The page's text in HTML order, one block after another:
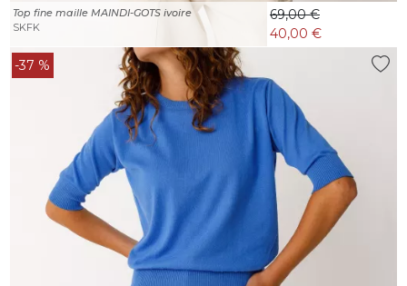
Top fine maille MAINDI-GOTS ivoire
SKFK
69,00 €
40,00 €
-37 %